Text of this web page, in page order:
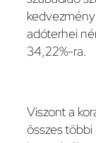
adóterhei
34,22%-ra.
Viszont a
összes